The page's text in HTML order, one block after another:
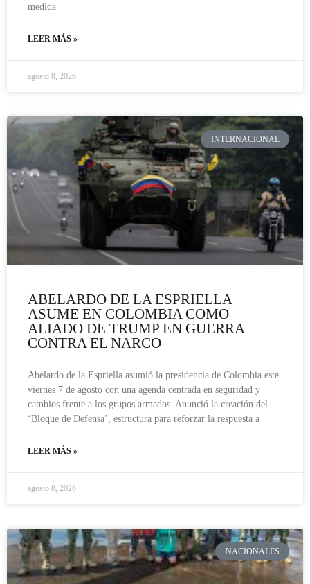
medida
LEER MÁS »
agosto 8, 2026
INTERNACIONAL
ABELARDO DE LA ESPRIELLA
ASUME EN COLOMBIA COMO
ALIADO DE TRUMP EN GUERRA
CONTRA EL NARCO
Abelardo de la Espriella asumió la presidencia de Colombia este
viernes 7 de agosto con una agenda centrada en seguridad y
cambios frente a los grupos armados. Anunció la creación del
‘Bloque de Defensa’, estructura para reforzar la respuesta a
LEER MÁS »
agosto 8, 2026
NACIONALES